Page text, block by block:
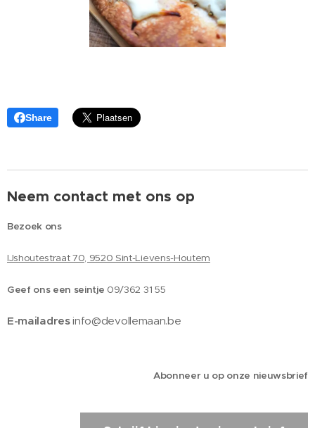
Share
Neem contact met ons op
Bezoek ons
IJshoutestraat 70, 9520 Sint-Lievens-Houtem
Geef ons een seintje 09/362 31 55
E-mailadresinfo@devollemaan.be
Abonneer u op onze nieuwsbrief